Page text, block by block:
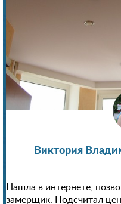
Виктория
Нашла в интернете,
замерщик. Подсчитал